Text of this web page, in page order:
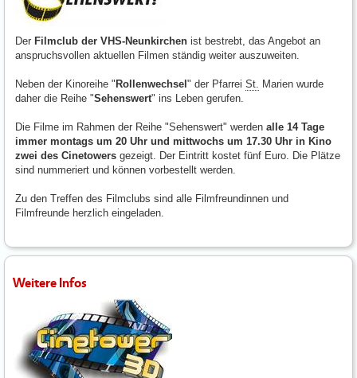
Der Filmclub der VHS-Neunkirchen ist bestrebt, das Angebot an
anspruchsvollen aktuellen Filmen ständig weiter auszuweiten.
Neben der Kinoreihe " Rollenwechsel " der Pfarrei St. Marien wurde
daher die Reihe "Sehenswert" ins Leben gerufen.
Die Filme im Rahmen der Reihe "Sehenswert" werden alle 14 Tage
immer montags um 20 Uhr und mittwochs um 17.30 Uhr in Kino
zwei des Cinetowers gezeigt. Der Eintritt kostet fünf Euro. Die Plätze
sind nummeriert und können vorbestellt werden.
Zu den Treffen des Filmclubs sind alle Filmfreundinnen und
Filmfreunde herzlich eingeladen.
Weitere Infos